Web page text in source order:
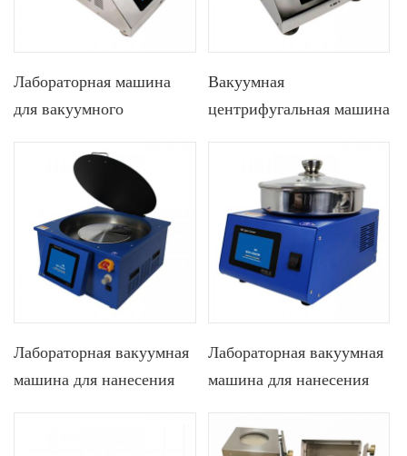
фотоэлектрической
перовскита
Лабораторная машина
для вакуумного
сверхшироким
диапазоном скоростей и
держателем пленки
Вакуумная
центрифугальная машина
Лабораторная вакуумная
машина для нанесения
Лабораторная вакуумная
машина для нанесения
регулируемым